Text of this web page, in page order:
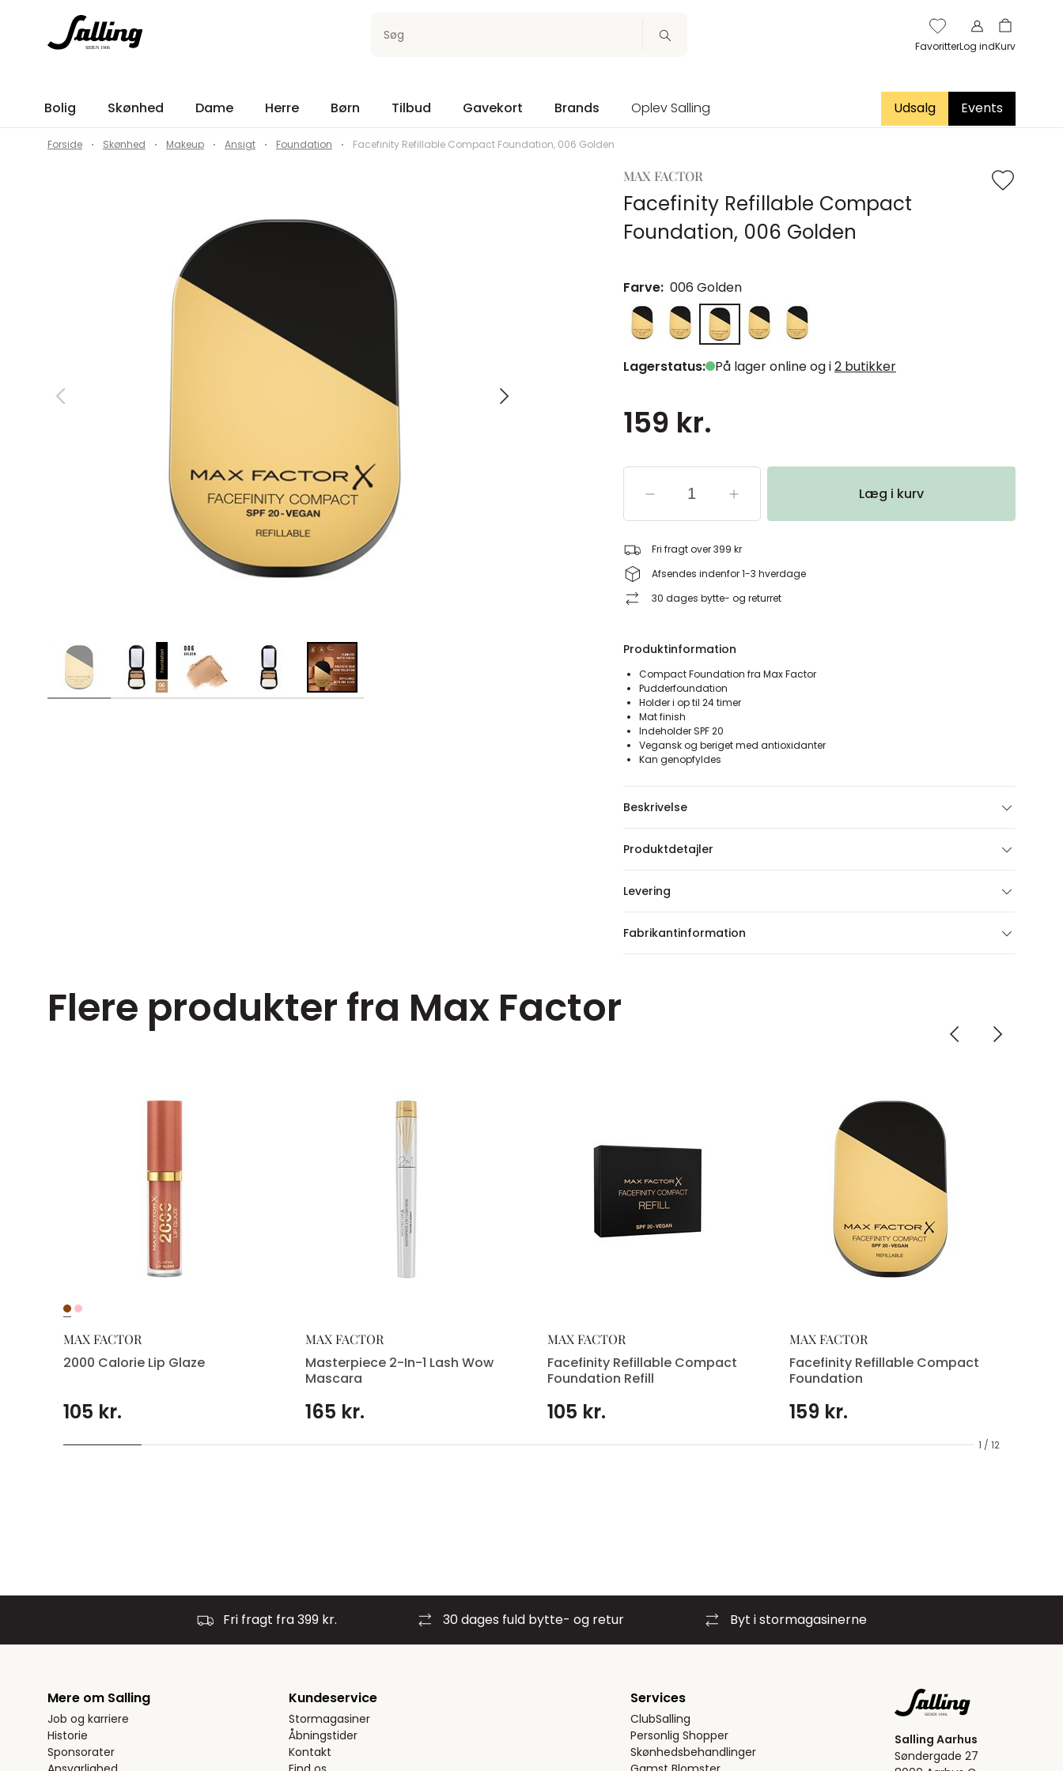
Søg
FavoritterLog indKurv
Bolig Skønhed Dame Herre Børn Tilbud Gavekort Brands Oplev Salling Udsalg Events
Forside Skønhed Makeup Ansigt Foundation Facefinity Refillable Compact Foundation, 006 Golden
MAX FACTOR
Facefinity Refillable Compact
Foundation, 006 Golden
Farve: 006 Golden
Lagerstatus: På lager online og i2 butikker
159 kr.
Læg i kurv
Fri fragt over 399 kr
Afsendes indenfor 1-3 hverdage
30 dages bytte- og returret
Produktinformation
Compact Foundation fra Max Factor
Pudderfoundation
Holder i op til 24 timer
Mat finish
Indeholder SPF 20
Vegansk og beriget med antioxidanter
Kan genopfyldes
Beskrivelse
Produktdetajler
Levering
Fabrikantinformation
Flere produkter fra Max Factor
1 / 12
MAX FACTOR
2000 Calorie Lip Glaze
105 kr.
MAX FACTOR
Masterpiece 2-In-1 Lash Wow
Mascara
165 kr.
MAX FACTOR
Facefinity Refillable Compact
Foundation Refill
105 kr.
MAX FACTOR
Facefinity Refillable Compact
Foundation
159 kr.
Fri fragt fra 399 kr. 30 dages fuld bytte- og retur Byt i stormagasinerne
Mere om Salling
Job og karriere
Historie
Sponsorater
Kundeservice
Stormagasiner
Åbningstider
Kontakt
Services
ClubSalling
Personlig Shopper
Skønhedsbehandlinger
Salling Aarhus
Søndergade 27